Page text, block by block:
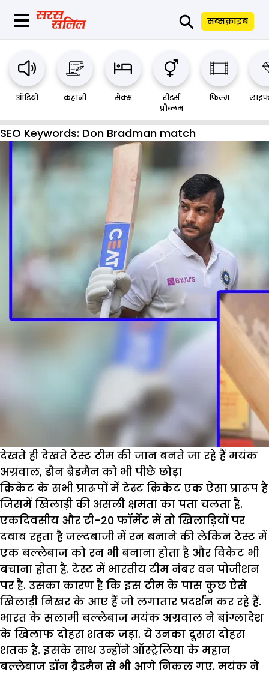
⚲ सब्सक्राइब
ऑडियो कहानी सेक्स
रीडर्स
प्रौब्लम
फिल्म
SEO Keywords: Don Bradman match
देखते ही देखते टेस्ट टीम की जान बनते जा रहे हैं मयंक
अग्रवाल, डौन ब्रैडमैन को भी पीछे छोड़ा
क्रिकेट के सभी प्रारूपों में टेस्ट क्रिकेट एक ऐसा प्रारूप है
जिसमें खिलाड़ी की असली क्षमता का पता चलता है.
एकदिवसीय और टी-20 फॉर्मेट में तो खिलाड़ियों पर
दवाब रहता है जल्दबाजी में रन बनाने की लेकिन टेस्ट में
एक बल्लेबाज को रन भी बनाना होता है और विकेट भी
बचाना होता है. टेस्ट में भारतीय टीम नंबर वन पोजीशन
पर है. उसका कारण है कि इस टीम के पास कुछ ऐसे
खिलाड़ी निखर के आए हैं जो लगातार प्रदर्शन कर रहे हैं.
भारत के सलामी बल्लेबाज मयंक अग्रवाल ने बांग्लादेश
के खिलाफ दोहरा शतक जड़ा. ये उनका दूसरा दोहरा
शतक है. इसके साथ उन्होंने ऑस्ट्रेलिया के महान
बल्लेबाज डॉन ब्रैडमैन से भी आगे निकल गए. मयंक ने